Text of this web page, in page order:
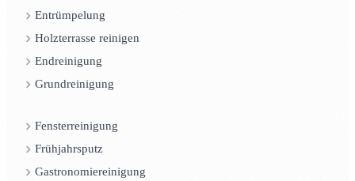
Entrümpelung
Holzterrasse reinigen
Endreinigung
Grundreinigung
Fensterreinigung
Frühjahrsputz
Gastronomiereinigung